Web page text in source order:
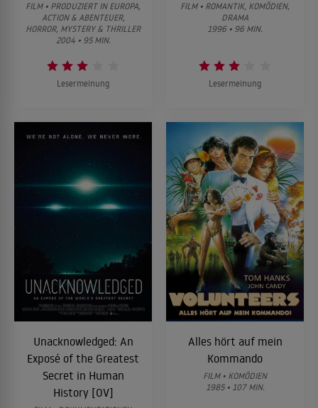
FILM • PRODUZIERT IN EUROPA,
ACTION & ABENTEUER,
HORROR, MYSTERY & THRILLER
2004 • 95 MIN.
Lesermeinung
FILM • ROMANTIK, KOMÖDIEN,
DRAMA
1996 • 96 MIN.
Lesermeinung
Unacknowledged: An
Exposé of the Greatest
Secret in Human
History [OV]
Alles hört auf mein
Kommando
FILM • KOMÖDIEN
1985 • 107 MIN.